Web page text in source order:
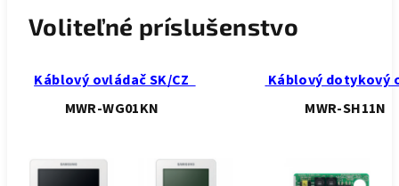
Voliteľné príslušenstvo
Káblový ovládač SK/CZ
Káblový dotykový
MWR-WG01KN
MWR-